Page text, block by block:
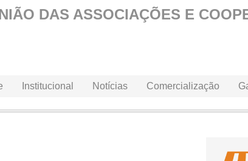
DAS ASSOCIAÇÕES E
Institucional Notícias Comercialização